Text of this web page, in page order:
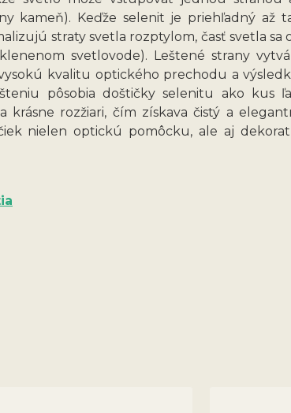
kameň). Keďže selenit je priehľadný až
straty svetla rozptylom, časť svetla sa
svetlovode). Leštené strany
kvalitu optického prechodu a
pôsobia doštičky selenitu ako kus
krásne rozžiari, čím získava čistý a
nielen optickú pomôcku, ale aj